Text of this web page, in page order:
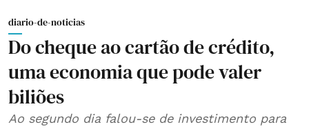
diario-de-noticias
Do cheque ao cartão de crédito,
uma economia que pode valer
biliões
Ao segundo dia falou-se de investimento para